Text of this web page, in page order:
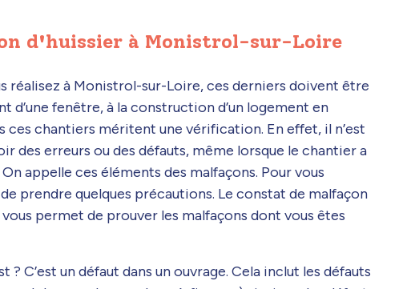
d'huissier à Monistrol-sur-Loire
réalisez à Monistrol-sur-Loire, ces derniers doivent être
d’une fenêtre, à la construction d’un logement en
ces chantiers méritent une vérification. En effet, il n’est
des erreurs ou des défauts, même lorsque le chantier a
appelle ces éléments des malfaçons. Pour vous
prendre quelques précautions. Le constat de malfaçon
permet de prouver les malfaçons dont vous êtes
? C’est un défaut dans un ouvrage. Cela inclut les défauts